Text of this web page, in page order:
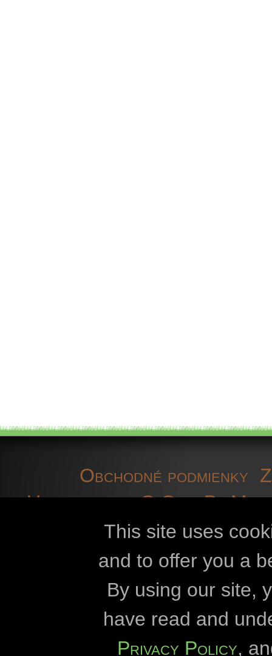
Obchodné podmienky
Upozornenie O
informácie
súbory
Univerzita
Univerzita
Správa národného
This site uses
and to offer you a
By using our site,
have read and
Privacy Policy,